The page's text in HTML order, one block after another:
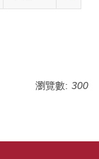
瀏覽數: 300